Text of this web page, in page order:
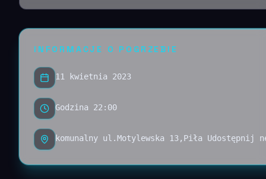
INFORMACJE O POGRZEBIE
11 kwietnia 2023
Godzina 22:00
komunalny ul.Motylewska 13,Piła